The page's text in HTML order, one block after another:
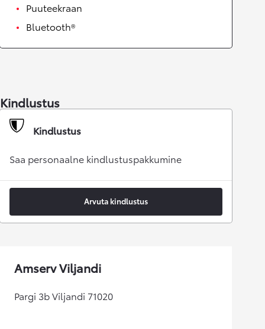
Puuteekraan
Bluetooth®
Kindlustus
Kindlustus
Saa personaalne kindlustuspakkumine
Arvuta kindlustus
Amserv Viljandi
Pargi 3b Viljandi 71020